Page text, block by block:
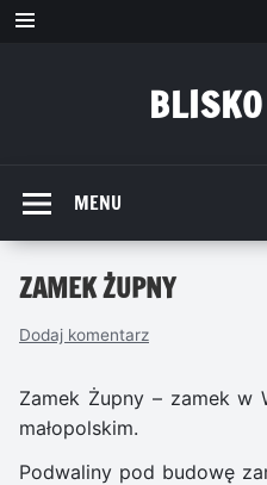
Przejdź
MENU
ZAMEK ŻUPNY
Dodaj komentarz
Zamek Żupny – zamek w
małopolskim.
Podwaliny pod budowę